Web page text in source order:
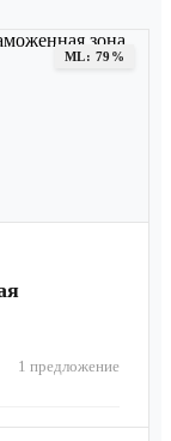
ML: 79%
1 предложение